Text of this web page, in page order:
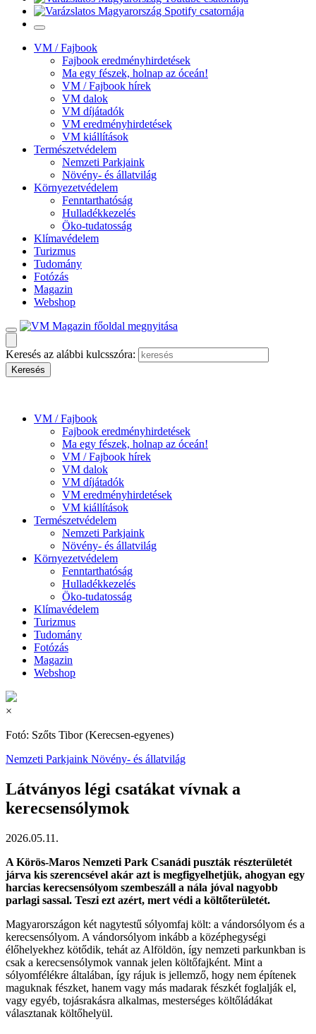
VM / Fajbook
Fajbook eredményhirdetések
Ma egy fészek, holnap az óceán!
VM / Fajbook hírek
VM dalok
VM díjátadók
VM eredményhirdetések
VM kiállítások
Természetvédelem
Nemzeti Parkjaink
Növény- és állatvilág
Környezetvédelem
Fenntarthatóság
Hulladékkezelés
Öko-tudatosság
Klímavédelem
Turizmus
Tudomány
Fotózás
Magazin
Webshop
Keresés az alábbi kulcsszóra:
VM / Fajbook
Fajbook eredményhirdetések
Ma egy fészek, holnap az óceán!
VM / Fajbook hírek
VM dalok
VM díjátadók
VM eredményhirdetések
VM kiállítások
Természetvédelem
Nemzeti Parkjaink
Növény- és állatvilág
Környezetvédelem
Fenntarthatóság
Hulladékkezelés
Öko-tudatosság
Klímavédelem
Turizmus
Tudomány
Fotózás
Magazin
Webshop
×
Fotó: Szőts Tibor (Kerecsen-egyenes)
Nemzeti Parkjaink Növény- és állatvilág
Látványos légi csatákat vívnak a
kerecsensólymok
2026.05.11.
A Körös-Maros Nemzeti Park Csanádi puszták részterületét
járva kis szerencsével akár azt is megfigyelhetjük, ahogyan egy
harcias kerecsensólyom szembeszáll a nála jóval nagyobb
parlagi sassal. Teszi ezt azért, mert védi a költőterületét.
Magyarországon két nagytestű sólyomfaj költ: a vándorsólyom és a
kerecsensólyom. A vándorsólyom inkább a középhegységi
élőhelyekhez kötődik, tehát az Alföldön, így nemzeti parkunkban is
csak a kerecsensólymok vannak jelen költőfajként. Mint a
sólyomfélékre általában, így rájuk is jellemző, hogy nem építenek
maguknak fészket, hanem vagy más madarak fészkét foglalják el,
vagy egyéb, tojásrakásra alkalmas, mesterséges költőládákat
választanak költőhelyül.